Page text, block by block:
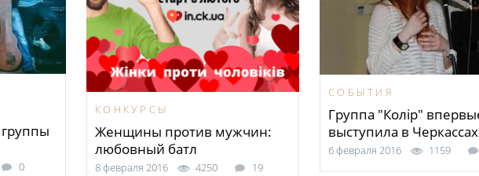
0
КОНКУРСЫ
Женщины против мужчин:
любовный батл
8 февраля 2016 4250 19
СОБЫТИЯ
Группа "Колір"
выступила в Черкассах
6 февраля 2016 1159